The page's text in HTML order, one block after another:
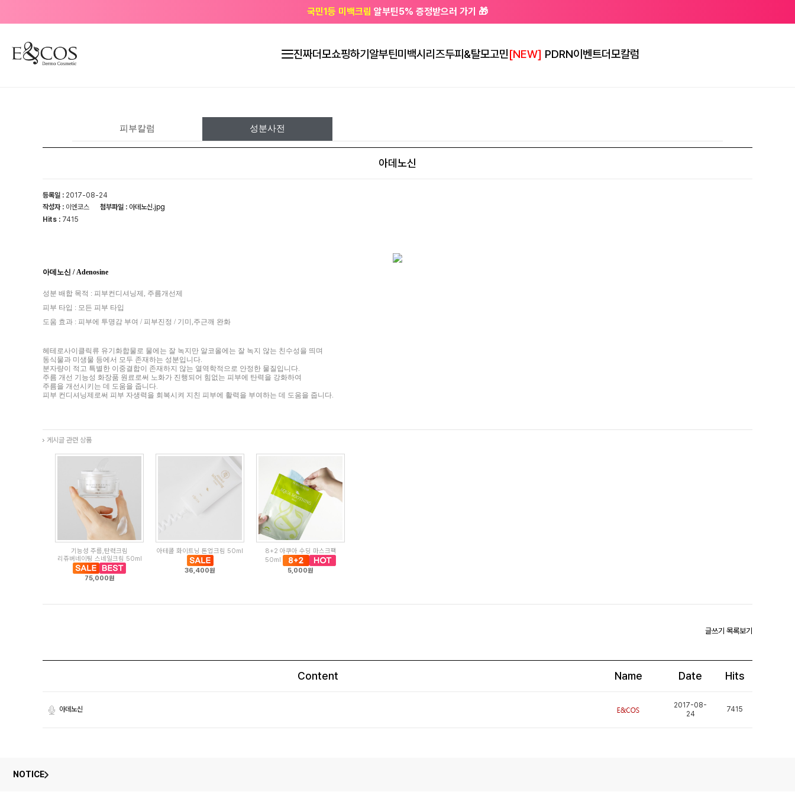
국민1등 미백크림 알부틴5% 증정받으러 가기 🎁
진짜더모쇼핑하기 알부틴미백시리즈두피&탈모고민[NEW] PDRN이벤트더모칼럼
피부칼럼 성분사전
아데노신
등록일 : 2017-08-24
작성자 : 이엔코스 첨부파일 : 아데노신.jpg
Hits : 7415
아데노신 / Adenosine
성분 배합 목적 : 피부컨디셔닝제 , 주름개선제
피부 타입 : 모든 피부 타입
도움 효과 : 피부에 투명감 부여 / 피부진정 / 기미 ,주근깨 완화
헤테로사이클릭류 유기화합물로 물에는 잘 녹지만 알코올에는 잘 녹지 않는 친수성을 띄며
동식물과 미생물 등에서 모두 존재하는 성분입니다.
분자량이 적고 특별한 이중결합이 존재하지 않는 열역학적으로 안정한 물질입니다.
주름 개선 기능성 화장품 원료로써 노화가 진행되어 힘없는 피부에 탄력을 강화하여
주름을 개선시키는 데 도움을 줍니다.
피부 컨디셔닝제로써 피부 자생력을 회복시켜 지친 피부에 활력을 부여하는 데 도움을 줍니다.
게시글 관련 상품
기능성 주름,탄력크림
리쥬버네이팅 스네일크림 50ml
75,000원
아테콜 화이트닝 톤업크림 50ml
36,400원
8+2 아쿠아 수딩 마스크팩
50ml
5,000원
글쓰기 목록보기
Content Name Date Hits
아데노신
2017-08-
24
7415
NOTICE